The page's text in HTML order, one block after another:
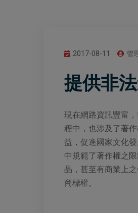
2017-08-11 管
提供非
現在網路資訊豐富
程中，也涉及了著
益，促進國家文化
中規範了著作權之
晶，甚至有商業上
商標權。